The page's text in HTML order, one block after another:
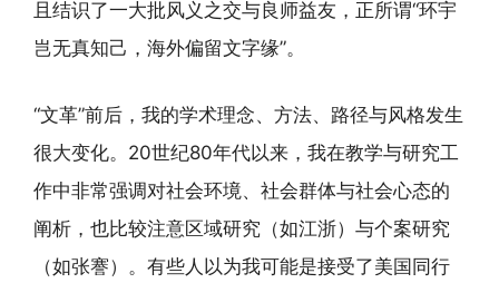
且结识了一大批风义之交与良师益友，正所谓“环宇
岂无真知己，海外偏留文字缘”。
“文革”前后，我的学术理念、方法、路径与风格发生
很大变化。20世纪80年代以来，我在教学与研究工
作中非常强调对社会环境、社会群体与社会心态的
阐析，也比较注意区域研究（如江浙）与个案研究
（如张謇）。有些人以为我可能是接受了美国同行